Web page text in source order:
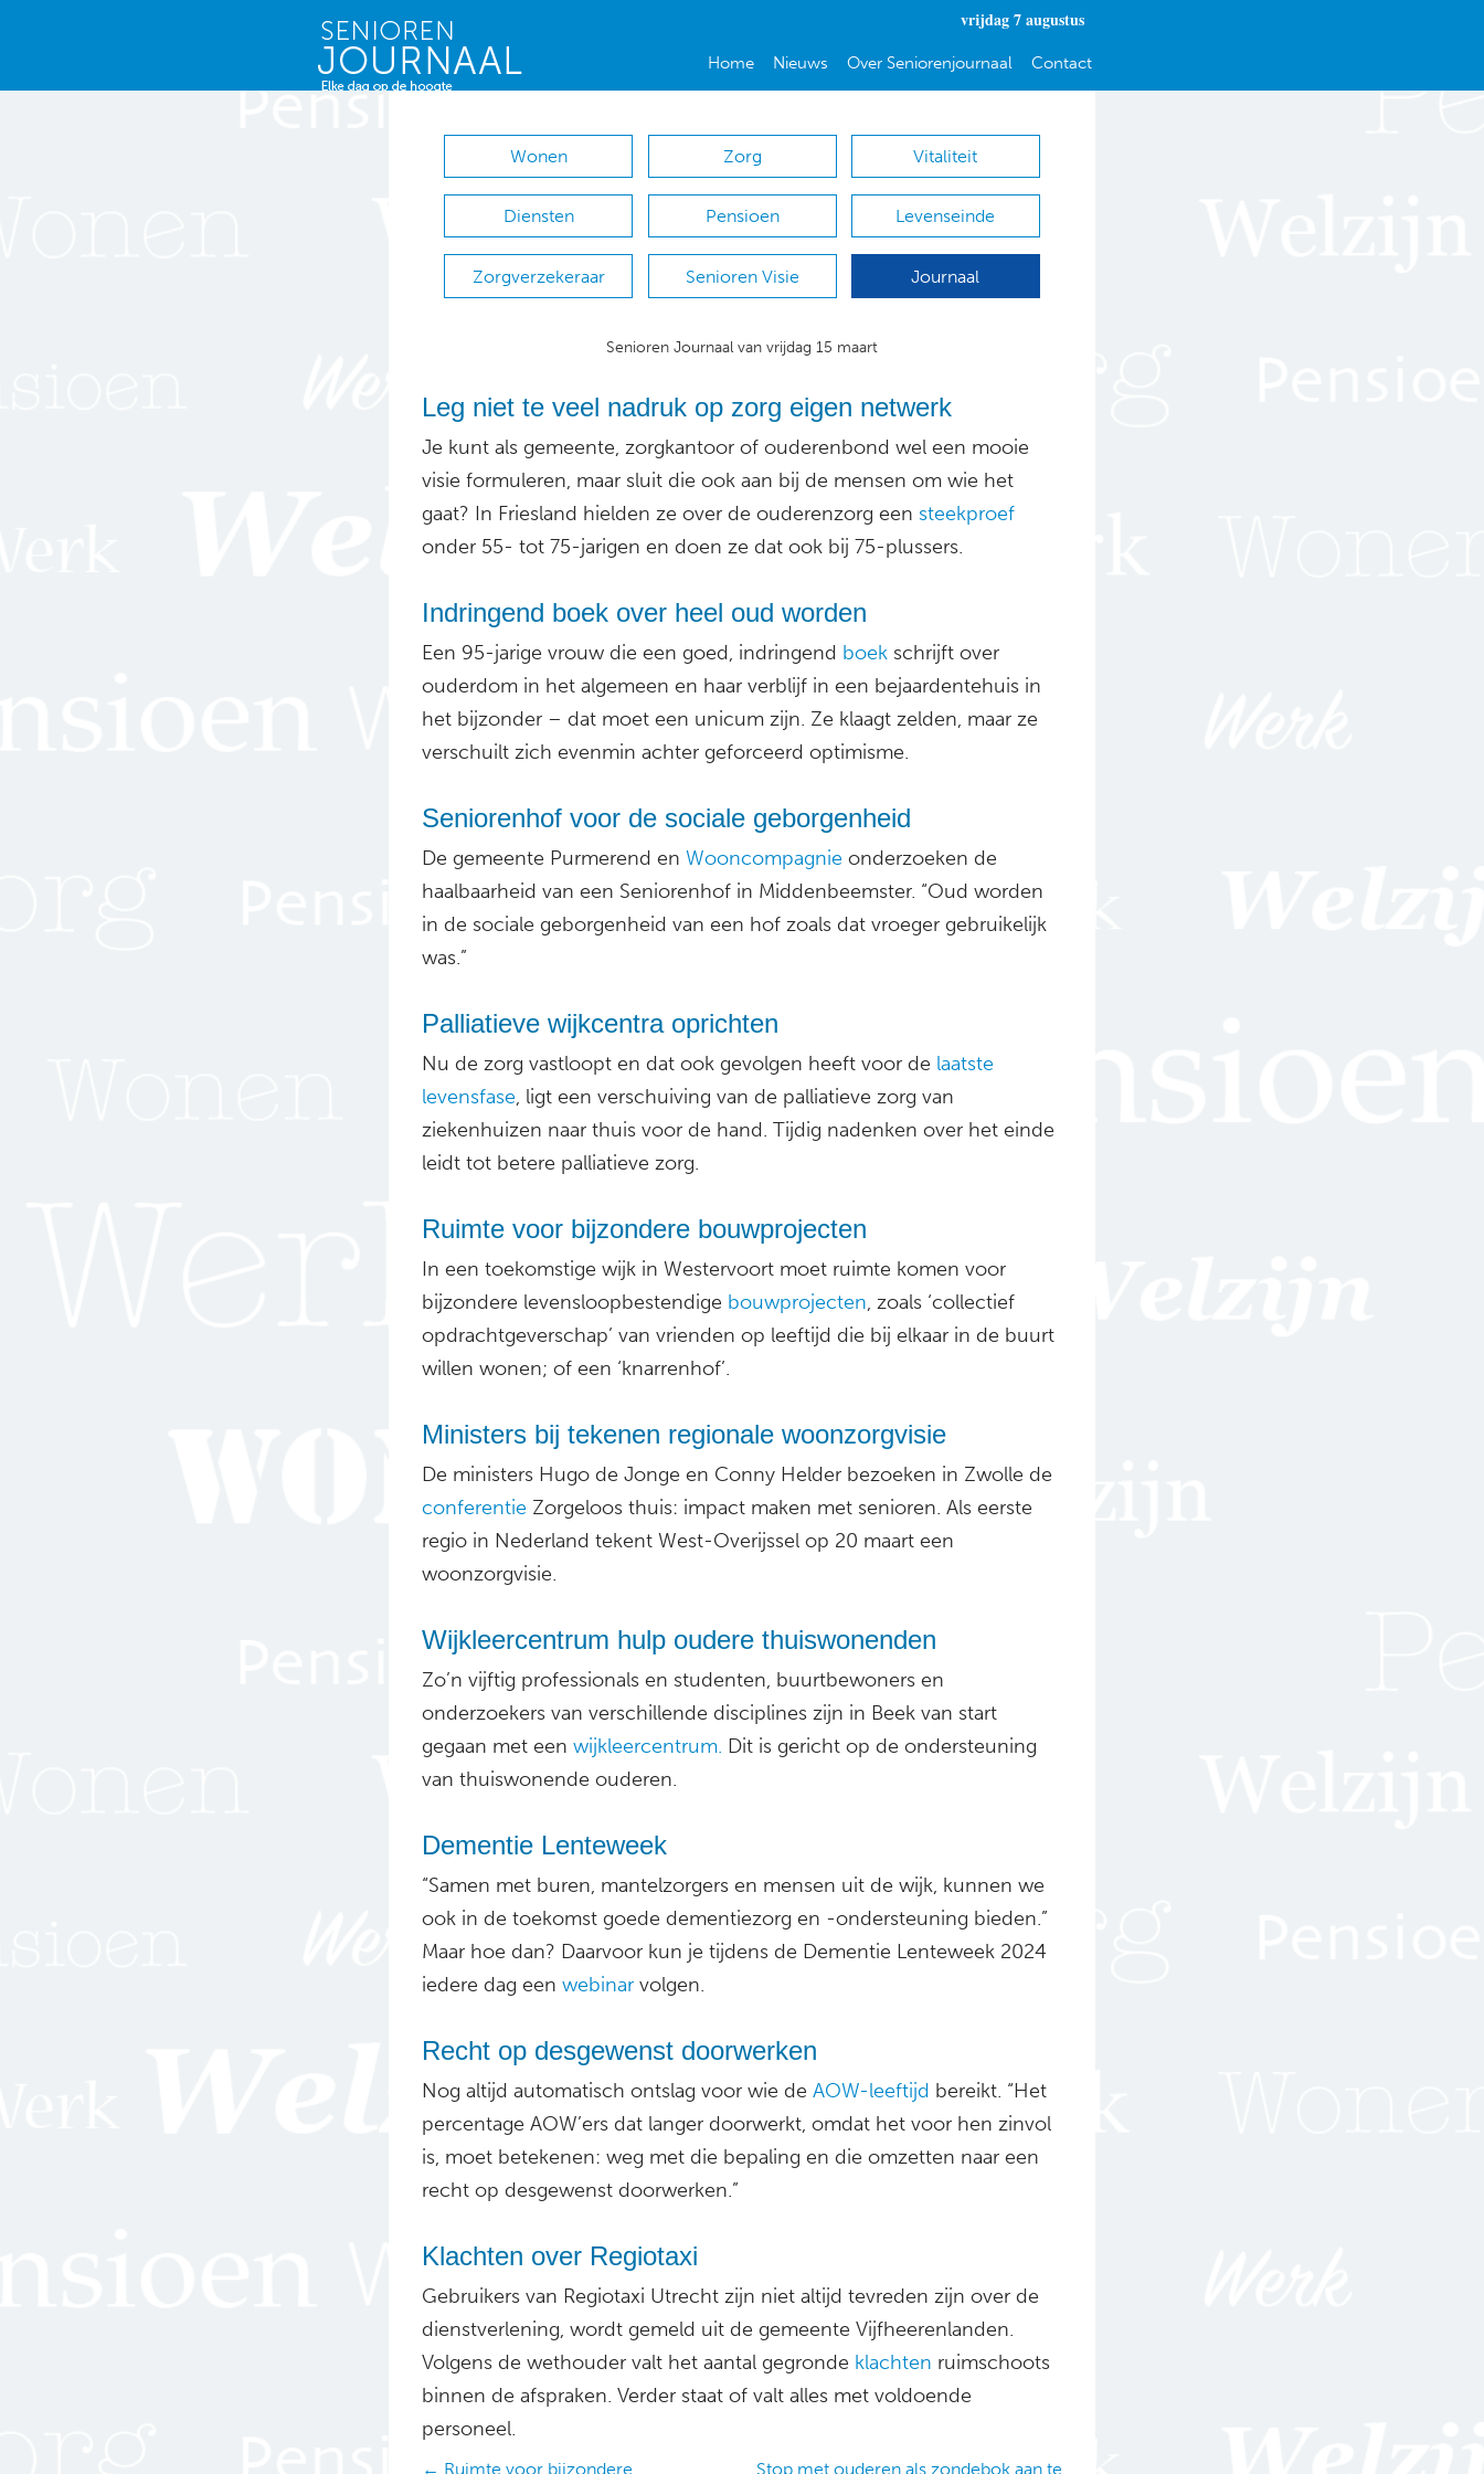
vrijdag 7 augustus
Home Nieuws Over Seniorenjournaal Contact
Wonen Zorg Vitaliteit
Diensten Pensioen Levenseinde
Zorgverzekeraar Senioren Visie Journaal
Senioren Journaal van vrijdag 15 maart
Leg niet te veel nadruk op zorg eigen netwerk
Je kunt als gemeente, zorgkantoor of ouderenbond wel een mooie
visie formuleren, maar sluit die ook aan bij de mensen om wie het
gaat? In Friesland hielden ze over de ouderenzorg een steekproef
onder 55- tot 75-jarigen en doen ze dat ook bij 75-plussers.
Indringend boek over heel oud worden
Een 95-jarige vrouw die een goed, indringend boek schrijft over
ouderdom in het algemeen en haar verblijf in een bejaardentehuis in
het bijzonder – dat moet een unicum zijn. Ze klaagt zelden, maar ze
verschuilt zich evenmin achter geforceerd optimisme.
Seniorenhof voor de sociale geborgenheid
De gemeente Purmerend en Wooncompagnie onderzoeken de
haalbaarheid van een Seniorenhof in Middenbeemster. “Oud worden
in de sociale geborgenheid van een hof zoals dat vroeger gebruikelijk
was.”
Palliatieve wijkcentra oprichten
Nu de zorg vastloopt en dat ook gevolgen heeft voor de laatste
levensfase, ligt een verschuiving van de palliatieve zorg van
ziekenhuizen naar thuis voor de hand. Tijdig nadenken over het einde
leidt tot betere palliatieve zorg.
Ruimte voor bijzondere bouwprojecten
In een toekomstige wijk in Westervoort moet ruimte komen voor
bijzondere levensloopbestendige bouwprojecten, zoals ‘collectief
opdrachtgeverschap’ van vrienden op leeftijd die bij elkaar in de buurt
willen wonen; of een ‘knarrenhof’.
Ministers bij tekenen regionale woonzorgvisie
De ministers Hugo de Jonge en Conny Helder bezoeken in Zwolle de
conferentie Zorgeloos thuis: impact maken met senioren. Als eerste
regio in Nederland tekent West-Overijssel op 20 maart een
woonzorgvisie.
Wijkleercentrum hulp oudere thuiswonenden
Zo’n vijftig professionals en studenten, buurtbewoners en
onderzoekers van verschillende disciplines zijn in Beek van start
gegaan met een wijkleercentrum. Dit is gericht op de ondersteuning
van thuiswonende ouderen.
Dementie Lenteweek
“Samen met buren, mantelzorgers en mensen uit de wijk, kunnen we
ook in de toekomst goede dementiezorg en -ondersteuning bieden.”
Maar hoe dan? Daarvoor kun je tijdens de Dementie Lenteweek 2024
iedere dag een webinar volgen.
Recht op desgewenst doorwerken
Nog altijd automatisch ontslag voor wie de AOW-leeftijd bereikt. “Het
percentage AOW’ers dat langer doorwerkt, omdat het voor hen zinvol
is, moet betekenen: weg met die bepaling en die omzetten naar een
recht op desgewenst doorwerken.”
Klachten over Regiotaxi
Gebruikers van Regiotaxi Utrecht zijn niet altijd tevreden zijn over de
dienstverlening, wordt gemeld uit de gemeente Vijfheerenlanden.
Volgens de wethouder valt het aantal gegronde klachten ruimschoots
binnen de afspraken. Verder staat of valt alles met voldoende
personeel.
← Ruimte voor bijzondere Stop met ouderen als zondebok aan te